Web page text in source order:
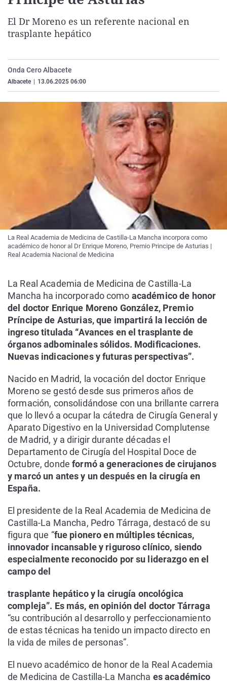
Gente viajera
Retornados
Operación Viuda
Galicia
Navarra
Televisión
El Dr Moreno es un referente nacional en
trasplante hepático
Onda Cero Albacete
Albacete 13.06.2025 06:00
La Real Academia de Medicina de Castilla-La Mancha incorpora como
académico de honor al Dr Enrique Moreno, Premio Principe de Asturias |
Real Academia Nacional de Medicina
La Real Academia de Medicina de Castilla-La
Mancha ha incorporado como académico de honor
del doctor Enrique Moreno González, Premio
Príncipe de Asturias, que impartirá la lección de
ingreso titulada “Avances en el trasplante de
órganos adbominales sólidos. Modificaciones.
Nuevas indicaciones y futuras perspectivas”.
Nacido en Madrid, la vocación del doctor Enrique
Moreno se gestó desde sus primeros años de
formación, consolidándose con una brillante carrera
que lo llevó a ocupar la cátedra de Cirugía General y
Aparato Digestivo en la Universidad Complutense
de Madrid, y a dirigir durante décadas el
Departamento de Cirugía del Hospital Doce de
Octubre, donde formó a generaciones de cirujanos
y marcó un antes y un después en la cirugía en
España.
El presidente de la Real Academia de Medicina de
Castilla-La Mancha, Pedro Tárraga, destacó de su
figura que “fue pionero en múltiples técnicas,
innovador incansable y riguroso clínico, siendo
especialmente reconocido por su liderazgo en el
campo del
trasplante hepático y la cirugía oncológica
compleja”. Es más, en opinión del doctor Tárraga
“su contribución al desarrollo y perfeccionamiento
de estas técnicas ha tenido un impacto directo en
la vida de miles de personas”.
El nuevo académico de honor de la Real Academia
de Medicina de Castilla-La Mancha es académico